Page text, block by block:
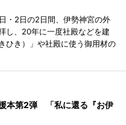
・2日の2日間、伊勢神宮の外
し、20年に一度社殿などを建
ひき）」や社殿に使う御用材の
本第2弾 「私に還る『お伊